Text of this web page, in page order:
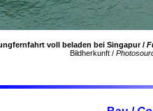
voll beladen bei Singapur /
Bildherkunft /